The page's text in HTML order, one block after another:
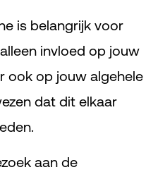
is belangrijk voor
invloed op jouw
ook op jouw algehele
dat dit elkaar
aan de